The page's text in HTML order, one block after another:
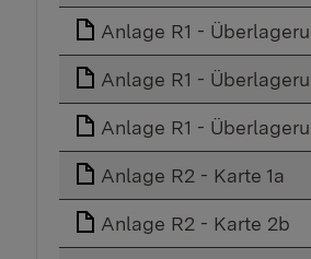
Anlage R1 -
Anlage R1 -
Anlage R1 -
Anlage R2 - Karte 1a
Anlage R2 - Karte 2b